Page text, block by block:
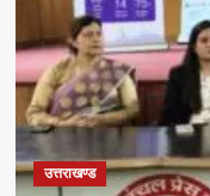
उत्तराखण्ड